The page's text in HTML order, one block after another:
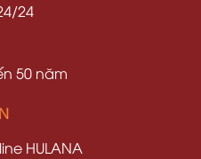
24
50 năm
HULANA